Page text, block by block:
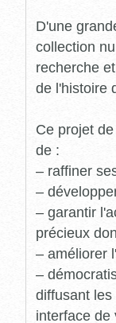
D'une
collection
recherche
de l'histoire
Ce projet
de :
– raffiner
–
– garantir
précieux
– améliorer
–
diffusant
interface de